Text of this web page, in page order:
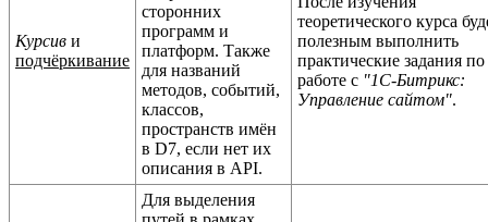
Курсив и
подчёркивание
сторонних
программ и
платформ. Также
для названий
методов, событий,
классов,
пространств имён
в D7, если нет их
описания в API.
теоретического курса
полезным выполнить
практические задания по
работе с "1С-Битрикс:
Управление сайтом".
Для выделения